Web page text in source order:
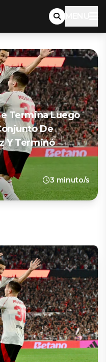
MENU
Termina Luego
De
Y Terminó
3 minuto/s